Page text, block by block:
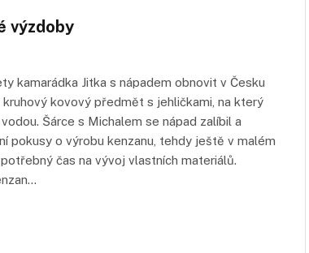
výzdoby
kamarádka Jitka s nápadem obnovit v Česku
kovový předmět s jehličkami, na který
Šárce s Michalem se nápad zalíbil a
pokusy o výrobu kenzanu, tehdy ještě v malém
čas na vývoj vlastních materiálů.